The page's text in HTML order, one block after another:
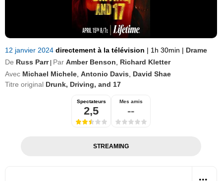
12 janvier 2024 directement à la télévision | 1h 30min | Drame
De Russ Parr Par Amber Benson
Richard Kletter
Avec Michael Michele Antonio Davis
David Shae
Titre original Drunk, Driving, and 17
Spectateurs
2,5
Mes amis
--
STREAMING